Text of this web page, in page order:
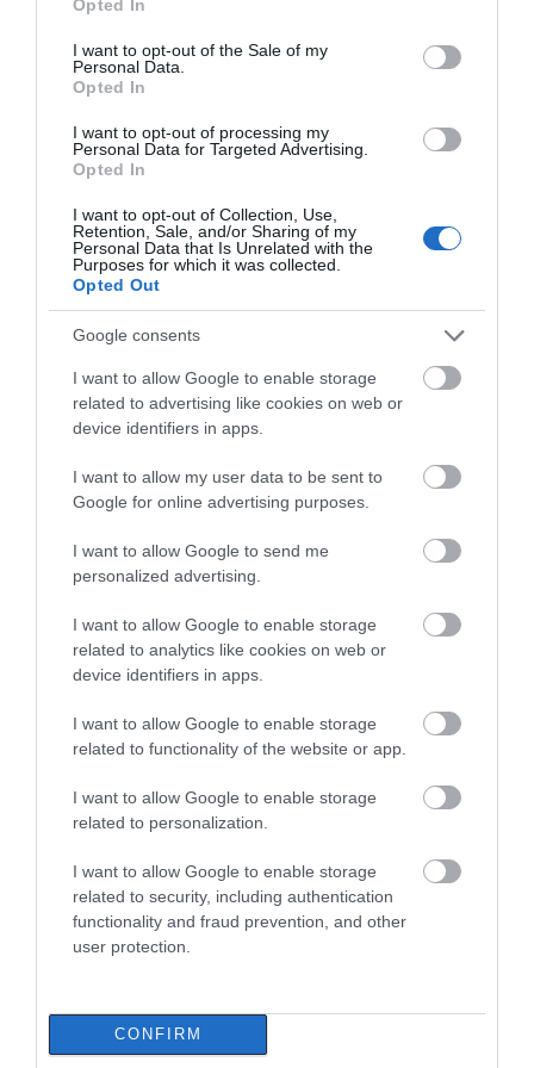
use your data for below specified purposes in below Google
consent section.
Opted In
I want to opt-out of the Sale of my
Personal Data.
Opted In
I want to opt-out of processing my
Personal Data for Targeted Advertising.
Opted In
I want to opt-out of Collection, Use,
Retention, Sale, and/or Sharing of my
Personal Data that Is Unrelated with the
Purposes for which it was collected.
Opted Out
Google consents
I want to allow Google to enable storage
related to advertising like cookies on web or
device identifiers in apps.
I want to allow my user data to be sent to
Google for online advertising purposes.
I want to allow Google to send me
personalized advertising.
I want to allow Google to enable storage
related to analytics like cookies on web or
device identifiers in apps.
I want to allow Google to enable storage
related to functionality of the website or app.
I want to allow Google to enable storage
related to personalization.
I want to allow Google to enable storage
related to security, including authentication
functionality and fraud prevention, and other
user protection.
CONFIRM
οι πυροσβέστες που έδωσαν μάχη
με τις φλόγες – Έφτασαν στην
07.08.2026 | 15:30
Νέα αποκάλυψη του evima: Αυτές
οι εθελοντικές ομάδες της
Εύβοιας ενισχύονται με
πυροσβεστικά οχήματα
07.08.2026 | 15:15
Κωνσταντοπούλου από τη
Βοιωτία: Αυτό που συμβαίνει δεν
είναι ατύχημα, είναι έγκλημα
διαρκές και συνεχιζόμενο
07.08.2026 | 15:00
Μεγάλη προσοχή δρόμος έχει
07.08.2026 | 14:45
Πότε θα πληρωθούν οι συντάξεις
Σεπτεμβρίου 2026
Θλίψη στην Εύβοια: Γυναίκα
07.08.2026 | 14:15
Νεκρός ανασύρθηκε 69χρονος
λουόμενος
Μεγάλο πανηγύρι απόψε με την
Χαρά Βέρρα στην Εύβοια – Η
Νεκρός 75χρονος που είχε φύγει
Όλες οι τελευταίες ειδήσεις
ΠΕΡΙΣΣΟΤΕΡΑ ΑΠΟ ΕΙΔΗΣΕΙΣ ΕΥΒΟΙΑ
Εικόνες ντροπής από
ασυνείδητους στην
Εύβοια: Πετούν ογκώδη
Σκύρος: Επέστρεψαν
στην Εύβοια οι
φλόγες – Έφτασαν
στην Κύμη